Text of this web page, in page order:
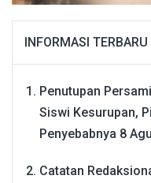
INFORMASI TERBARU
Penutupan
Siswi Kesurupan,
Penyebabnya 8
Catatan